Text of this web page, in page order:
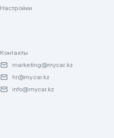
Настройки
Контакты
marketing@mycar.kz
hr@mycar.kz
info@mycar.kz